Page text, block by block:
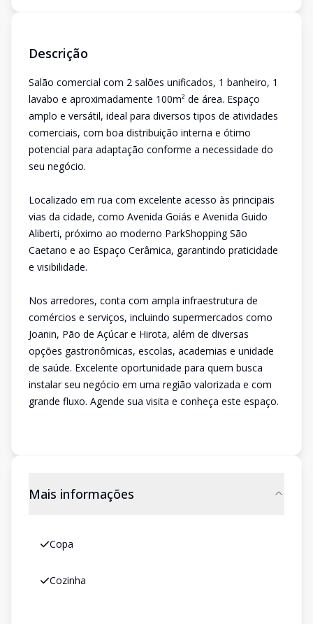
Descrição
Salão comercial com 2 salões unificados, 1 banheiro, 1
lavabo e aproximadamente 100m² de área. Espaço
amplo e versátil, ideal para diversos tipos de atividades
comerciais, com boa distribuição interna e ótimo
potencial para adaptação conforme a necessidade do
seu negócio.
Localizado em rua com excelente acesso às principais
vias da cidade, como Avenida Goiás e Avenida Guido
Aliberti, próximo ao moderno ParkShopping São
Caetano e ao Espaço Cerâmica, garantindo praticidade
e visibilidade.
Nos arredores, conta com ampla infraestrutura de
comércios e serviços, incluindo supermercados como
Joanin, Pão de Açúcar e Hirota, além de diversas
opções gastronômicas, escolas, academias e unidade
de saúde. Excelente oportunidade para quem busca
instalar seu negócio em uma região valorizada e com
grande fluxo. Agende sua visita e conheça este espaço.
Mais informações
Copa
Cozinha